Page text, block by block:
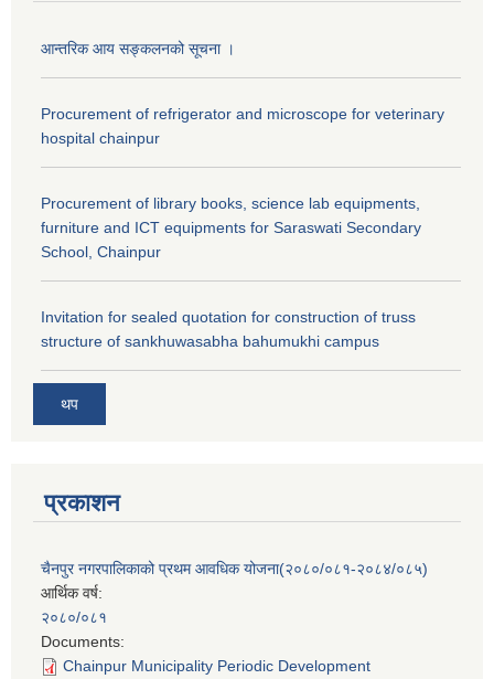
आन्तरिक आय सङ्कलनको सूचना ।
Procurement of refrigerator and microscope for veterinary
hospital chainpur
Procurement of library books, science lab equipments,
furniture and ICT equipments for Saraswati Secondary
School, Chainpur
Invitation for sealed quotation for construction of truss
structure of sankhuwasabha bahumukhi campus
थप
प्रकाशन
चैनपुर नगरपालिकाको प्रथम आवधिक योजना(२०८०/०८१-२०८४/०८५)
आर्थिक वर्ष:
२०८०/०८१
Documents:
Chainpur Municipality Periodic Development